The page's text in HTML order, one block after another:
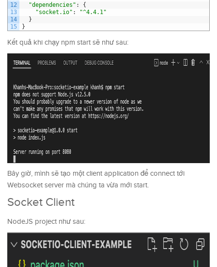
12
13
14
15
"dependencies" :
{
"socket.io" :
"^4.4.1"
}
}
Kết quả khi chạy npm start sẽ như sau:
Bây giờ, mình sẽ tạo một client application để connect tới
Websocket server mà chúng ta vừa mới start.
Socket Client
NodeJS project như sau: